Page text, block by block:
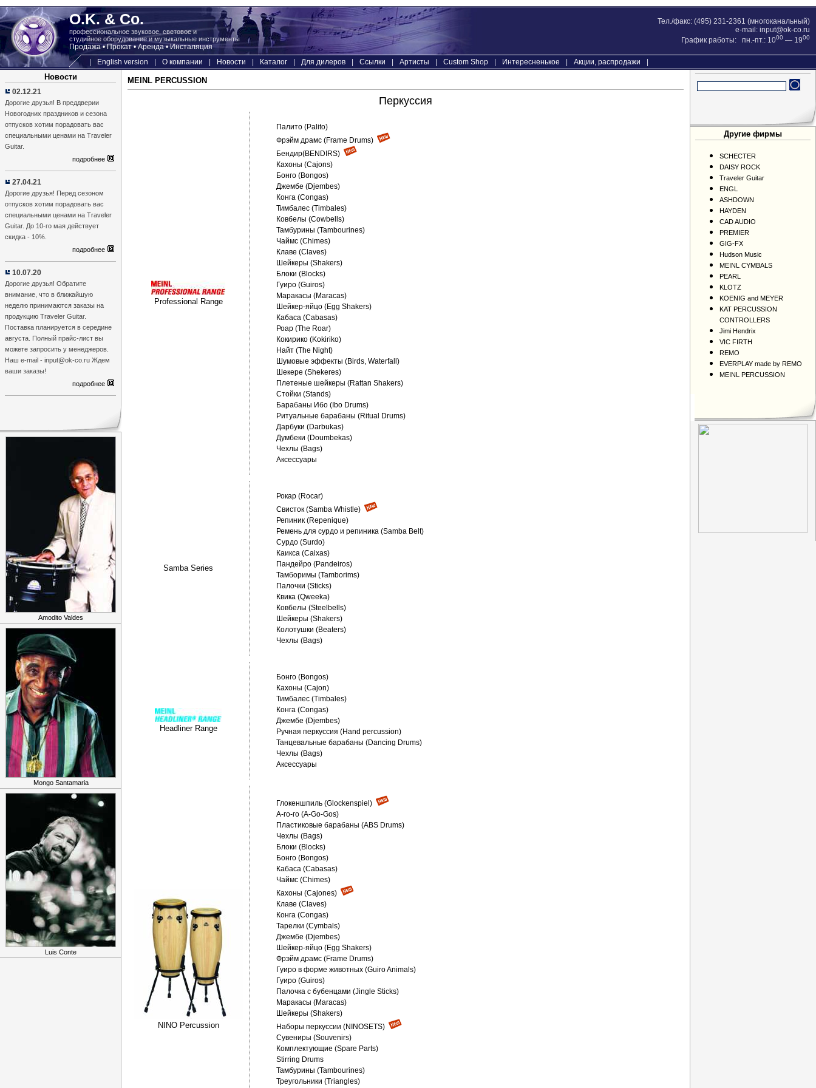
O.K. & Co.
профессиональное звуковое, световое и
студийное оборудование и музыкальные инструменты
Продажа • Прокат • Аренда • Инсталяция
Тел./факс: (495) 231-2361 (многоканальный)
e-mail: input@ok-co.ru
График работы: пн.-пт.: 1000 — 1900
English version О компании Новости Каталог Для дилеров Ссылки Артисты Custom Shop Интересненькое Акции, распродажи
Новости
02.12.21
Дорогие друзья! В преддверии
Новогодних праздников и сезона
отпусков хотим порадовать вас
специальными ценами на Traveler
Guitar.
подробнее
27.04.21
Дорогие друзья! Перед сезоном
отпусков хотим порадовать вас
специальными ценами на Traveler
Guitar. До 10-го мая действует
скидка - 10%.
подробнее
10.07.20
Дорогие друзья! Обратите
внимание, что в ближайшую
неделю принимаются заказы на
продукцию Traveler Guitar.
Поставка планируется в середине
августа. Полный прайс-лист вы
можете запросить у менеджеров.
Наш e-mail - input@ok-co.ru Ждем
ваши заказы!
подробнее
Amodito Valdes
Mongo Santamaria
Luis Conte
MEINL PERCUSSION
Перкуссия
Professional Range
Палито (Palito)
Фрэйм драмс (Frame Drums)
Бендир(BENDIRS)
Кахоны (Cajons)
Бонго (Bongos)
Джембе (Djembes)
Конга (Congas)
Тимбалес (Timbales)
Ковбелы (Cowbells)
Тамбурины (Tambourines)
Чаймс (Chimes)
Клаве (Claves)
Шейкеры (Shakers)
Блоки (Blocks)
Гуиро (Guiros)
Маракасы (Maracas)
Шейкер-яйцо (Egg Shakers)
Кабаса (Cabasas)
Роар (The Roar)
Кокирико (Kokiriko)
Найт (The Night)
Шумовые эффекты (Birds, Waterfall)
Шекере (Shekeres)
Плетеные шейкеры (Rattan Shakers)
Стойки (Stands)
Барабаны Ибо (Ibo Drums)
Ритуальные барабаны (Ritual Drums)
Дарбуки (Darbukas)
Думбеки (Doumbekas)
Чехлы (Bags)
Аксессуары
Samba Series
Рокар (Rocar)
Свисток (Samba Whistle)
Репиник (Repenique)
Ремень для сурдо и репиника (Samba Belt)
Сурдо (Surdo)
Каикса (Caixas)
Пандейро (Pandeiros)
Тамборимы (Tamborims)
Палочки (Sticks)
Квика (Qweeka)
Ковбелы (Steelbells)
Шейкеры (Shakers)
Колотушки (Beaters)
Чехлы (Bags)
Headliner Range
Бонго (Bongos)
Кахоны (Cajon)
Тимбалес (Timbales)
Конга (Congas)
Джембе (Djembes)
Ручная перкуссия (Hand percussion)
Танцевальные барабаны (Dancing Drums)
Чехлы (Bags)
Аксессуары
NINO Percussion
Глокеншпиль (Glockenspiel)
А-го-го (A-Go-Gos)
Пластиковые барабаны (ABS Drums)
Чехлы (Bags)
Блоки (Blocks)
Бонго (Bongos)
Кабаса (Cabasas)
Чаймс (Chimes)
Кахоны (Cajones)
Клаве (Claves)
Конга (Congas)
Тарелки (Cymbals)
Джембе (Djembes)
Шейкер-яйцо (Egg Shakers)
Фрэйм драмс (Frame Drums)
Гуиро в форме животных (Guiro Animals)
Гуиро (Guiros)
Палочка с бубенцами (Jingle Sticks)
Маракасы (Maracas)
Шейкеры (Shakers)
Наборы перкуссии (NINOSETS)
Сувениры (Souvenirs)
Комплектующие (Spare Parts)
Stirring Drums
Тамбурины (Tambourines)
Треугольники (Triangles)
Другие фирмы
SCHECTER
DAISY ROCK
Traveler Guitar
ENGL
ASHDOWN
HAYDEN
CAD AUDIO
PREMIER
GIG-FX
Hudson Music
MEINL CYMBALS
PEARL
KLOTZ
KOENIG and MEYER
KAT PERCUSSION
CONTROLLERS
Jimi Hendrix
VIC FIRTH
REMO
EVERPLAY made by REMO
MEINL PERCUSSION